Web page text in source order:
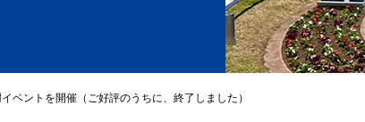
ベントを開催（ご好評のうちに、終了しました）